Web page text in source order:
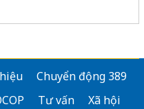
Chuyển động 389
Tư vấn
Xã hội